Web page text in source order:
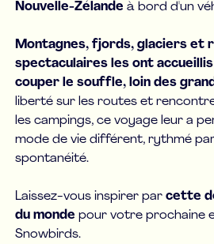
Nouvelle-Zélande à bord d'un
Montagnes, fjords, glaciers et
spectaculaires les ont
couper le souffle, loin des
liberté sur les routes et
les campings, ce voyage leur a
mode de vie différent, rythmé
spontanéité.
Laissez-vous inspirer parcette
du monde pour votre prochaine
Snowbirds.